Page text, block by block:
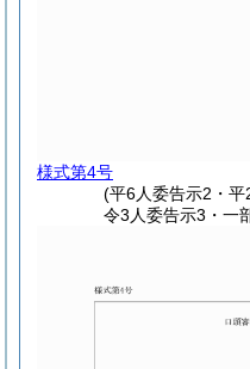
様式第4号
(平6人委告示2・平
令3人委告示3・一